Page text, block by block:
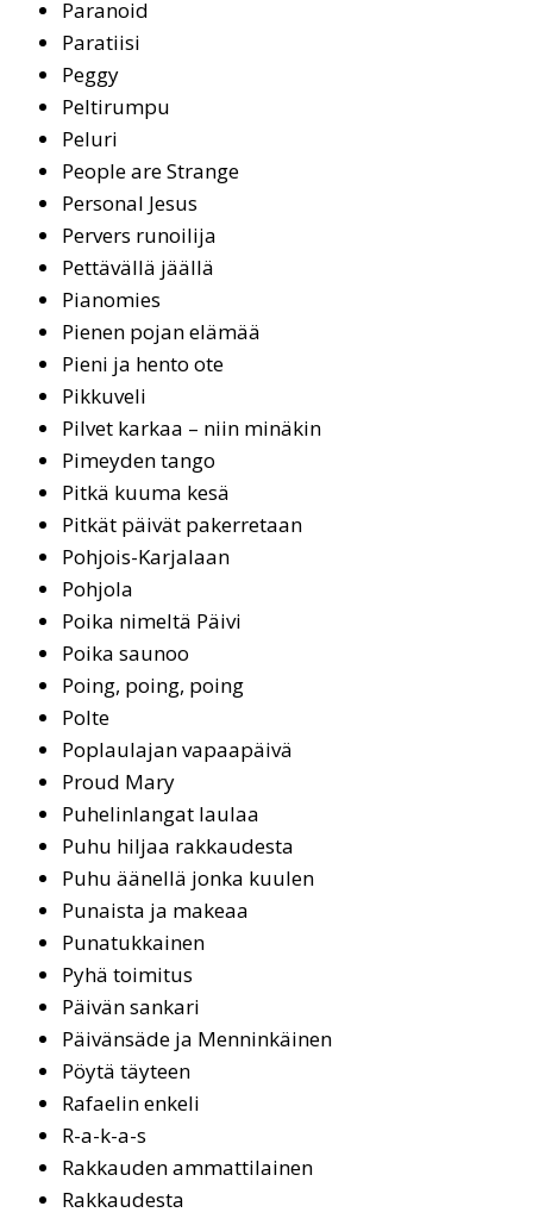
Pa­ra­noid
Pa­ra­tii­si
Peg­gy
Pel­ti­rum­pu
Pe­lu­ri
Peop­le are St­ran­ge
Personal Jesus
Pervers runoilija
Pettävällä jäällä
Pia­no­mies
Pienen pojan elämää
Pieni ja hento ote
Pikkuveli
Pilvet karkaa – niin minäkin
Pimeyden tango
Pitkä kuuma kesä
Pitkät päivät pakerretaan
Pohjois-Karjalaan
Pohjola
Poi­ka ni­mel­tä Päi­vi
Poi­ka sau­noo
Poing, poing, poing
Pol­te
Pop­lau­la­jan va­paa­päi­vä
Proud Ma­ry
Puhelinlangat laulaa
Puhu hiljaa rakkaudesta
Pu­hu ää­nel­lä jon­ka kuu­len
Punaista ja makeaa
Punatukkainen
Py­hä toi­mi­tus
Päi­vän san­ka­ri
Päi­vän­sä­de ja Men­nin­käi­nen
Pöytä täyteen
Rafaelin enkeli
R-a-k-a-s
Rakkauden ammattilainen
Rak­kau­des­ta